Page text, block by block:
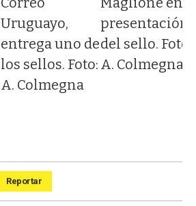
Uruguayo,
entrega uno de
los sellos. Foto:
A. Colmegna
presentación
del sello. Foto:
A. Colmegna
Reportar